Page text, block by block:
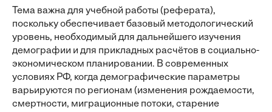
Тема важна для учебной работы (реферата),
поскольку обеспечивает базовый методологический
уровень, необходимый для дальнейшего изучения
демографии и для прикладных расчётов в социально-
экономическом планировании. В современных
условиях РФ, когда демографические параметры
варьируются по регионам (изменения рождаемости,
смертности, миграционные потоки, старение